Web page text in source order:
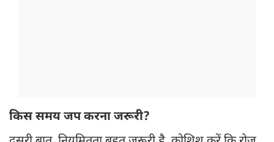
किस समय जप करना जरूरी?